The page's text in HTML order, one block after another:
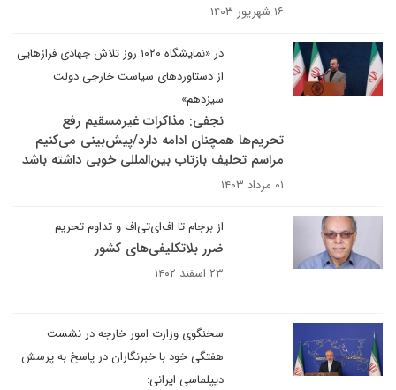
۱۶ شهریور ۱۴۰۳
در «نمایشگاه ۱۰۲۰ روز تلاش جهادی فرازهایی
از دستاوردهای سیاست خارجی دولت
سیزدهم»
نجفی: مذاکرات غیرمسقیم رفع
تحریم‌ها همچنان ادامه دارد/پیش‌بینی می‌کنیم
مراسم تحلیف بازتاب بین‌المللی خوبی داشته باشد
۰۱ مرداد ۱۴۰۳
از برجام تا اف‌ای‌تی‌اف و تداوم تحریم
ضرر بلاتکلیفی‌های کشور
۲۳ اسفند ۱۴۰۲
سخنگوی وزارت امور خارجه در نشست
هفتگی خود با خبرنگاران در پاسخ به پرسش
دیپلماسی ایرانی: